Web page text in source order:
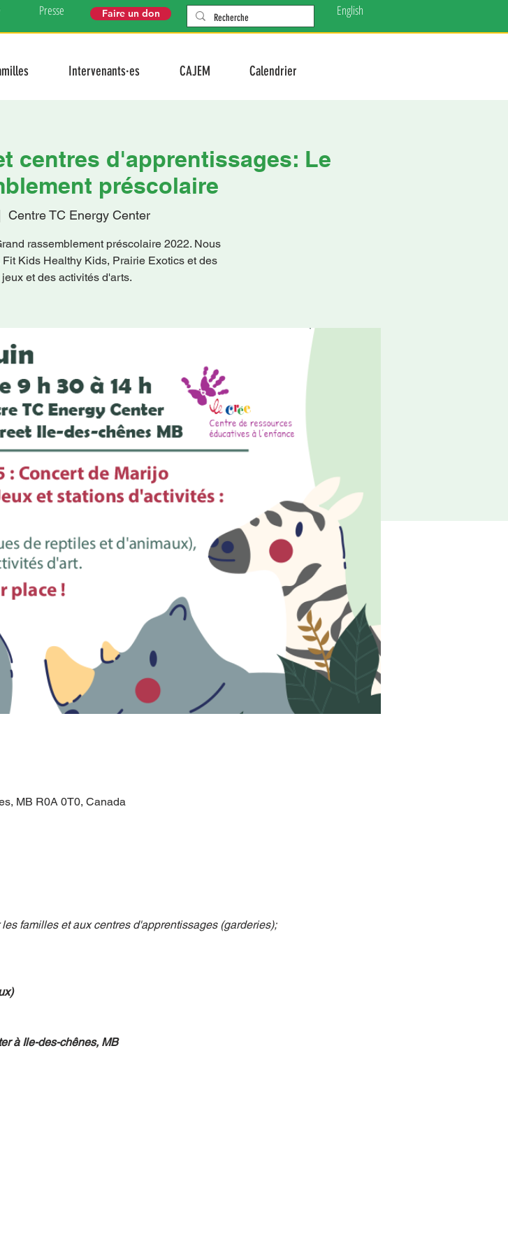
Presse Faire un don English
Intervenants·es CAJEM Calendrier
centres d'apprentissages: Le
préscolaire
Centre TC Energy Center
rassemblement préscolaire 2022. Nous
Kids Healthy Kids, Prairie Exotics et des
et des activités d'arts.
MB R0A 0T0, Canada
familles et aux centres d'apprentissages (garderies);
à Ile-des-chênes, MB